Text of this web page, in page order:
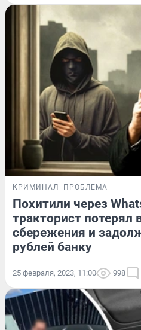
КРИМИНАЛ ПРОБЛЕМА
Похитили через
тракторист потерял
сбережения и
рублей банку
25 февраля, 2023, 11:00 998